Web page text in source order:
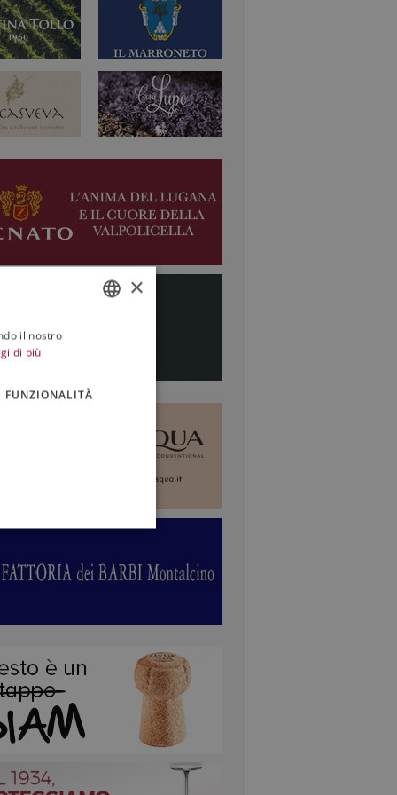
×
il nostro
di più
FUNZIONALITÀ